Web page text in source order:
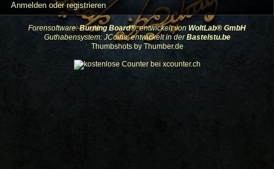
Anmelden oder registrieren
Forensoftware:Burning Board®, entwickelt von WoltLab® GmbH
Guthabensystem: JCoins, entwickelt in derBastelstu.be
Thumbshots by Thumber.de